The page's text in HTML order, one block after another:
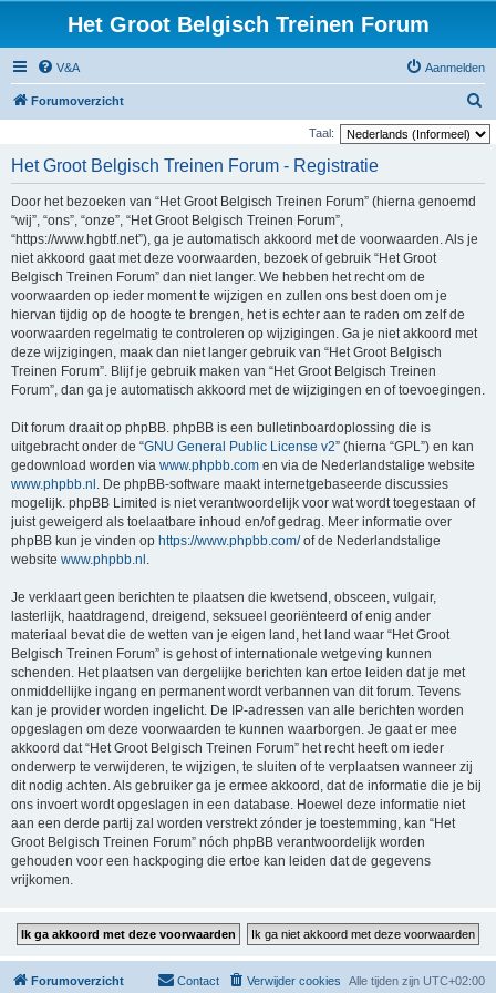
Het Groot Belgisch Treinen Forum
V&A Aanmelden
Forumoverzicht
o
Taal:
Het Groot Belgisch Treinen Forum - Registratie
Door het bezoeken van “Het Groot Belgisch Treinen Forum” (hierna genoemd
“wij”, “ons”, “onze”, “Het Groot Belgisch Treinen Forum”,
“https://www.hgbtf.net”), ga je automatisch akkoord met de voorwaarden. Als je
niet akkoord gaat met deze voorwaarden, bezoek of gebruik “Het Groot
Belgisch Treinen Forum” dan niet langer. We hebben het recht om de
voorwaarden op ieder moment te wijzigen en zullen ons best doen om je
hiervan tijdig op de hoogte te brengen, het is echter aan te raden om zelf de
voorwaarden regelmatig te controleren op wijzigingen. Ga je niet akkoord met
deze wijzigingen, maak dan niet langer gebruik van “Het Groot Belgisch
Treinen Forum”. Blijf je gebruik maken van “Het Groot Belgisch Treinen
Forum”, dan ga je automatisch akkoord met de wijzigingen en of toevoegingen.
Dit forum draait op phpBB. phpBB is een bulletinboardoplossing die is
uitgebracht onder de “GNU General Public License v2” (hierna “GPL”) en kan
gedownload worden via www.phpbb.com en via de Nederlandstalige website
www.phpbb.nl . De phpBB-software maakt internetgebaseerde discussies
mogelijk. phpBB Limited is niet verantwoordelijk voor wat wordt toegestaan of
juist geweigerd als toelaatbare inhoud en/of gedrag. Meer informatie over
phpBB kun je vinden op https://www.phpbb.com/of de Nederlandstalige
website www.phpbb.nl .
Je verklaart geen berichten te plaatsen die kwetsend, obsceen, vulgair,
lasterlijk, haatdragend, dreigend, seksueel georiënteerd of enig ander
materiaal bevat die de wetten van je eigen land, het land waar “Het Groot
Belgisch Treinen Forum” is gehost of internationale wetgeving kunnen
schenden. Het plaatsen van dergelijke berichten kan ertoe leiden dat je met
onmiddellijke ingang en permanent wordt verbannen van dit forum. Tevens
kan je provider worden ingelicht. De IP-adressen van alle berichten worden
opgeslagen om deze voorwaarden te kunnen waarborgen. Je gaat er mee
akkoord dat “Het Groot Belgisch Treinen Forum” het recht heeft om ieder
onderwerp te verwijderen, te wijzigen, te sluiten of te verplaatsen wanneer zij
dit nodig achten. Als gebruiker ga je ermee akkoord, dat de informatie die je bij
ons invoert wordt opgeslagen in een database. Hoewel deze informatie niet
aan een derde partij zal worden verstrekt zónder je toestemming, kan “Het
Groot Belgisch Treinen Forum” nóch phpBB verantwoordelijk worden
gehouden voor een hackpoging die ertoe kan leiden dat de gegevens
vrijkomen.
Forumoverzicht Alle tijden zijn UTC+02:00
Verwijder cookies
Contact